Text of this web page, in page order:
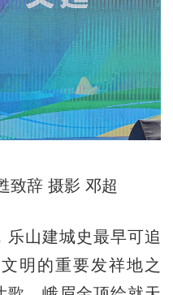
致辞 摄影 邓超
山建城史最早可追
明的重要发祥地之